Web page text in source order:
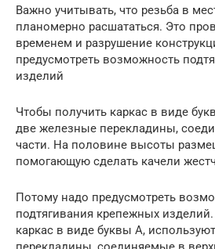
Важно учитывать, что резьба в
планомерно расшататься. Это
временем и разрушение
предусмотреть возможность
изделий
Чтобы получить каркас в виде
две железные перекладины,
части. На половине высоты
помогающую сделать качели
Потому надо предусмотреть
подтягивания крепежных
каркас в виде буквы А,